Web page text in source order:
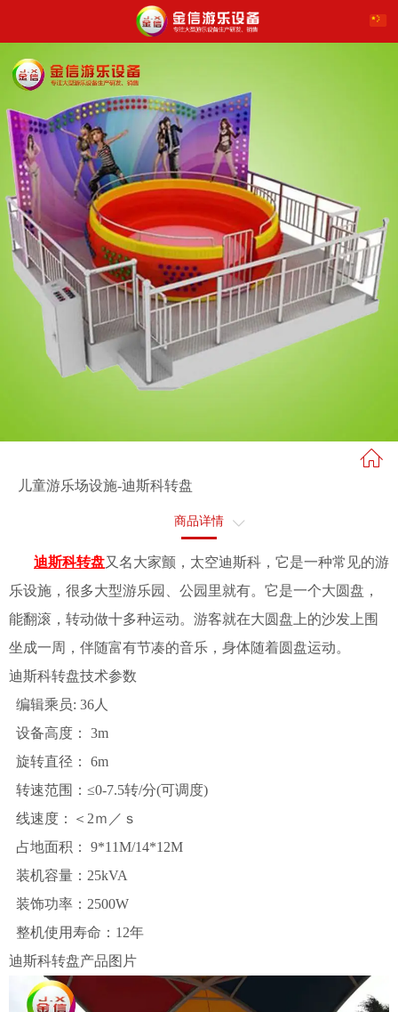
儿童游乐场设施-迪斯科转盘
商品详情
售后服务
迪斯科转盘又名大家颤，太空迪斯科，它是一种常见的游
乐设施，很多大型游乐园、公园里就有。它是一个大圆盘，
能翻滚，转动做十多种运动。游客就在大圆盘上的沙发上围
坐成一周，伴随富有节凑的音乐，身体随着圆盘运动。
迪斯科转盘技术参数
编辑乘员: 36人
设备高度： 3m
旋转直径： 6m
转速范围：≤0-7.5转/分(可调度)
线速度：＜2ｍ／ｓ
占地面积： 9*11M/14*12M
装机容量：25kVA
装饰功率：2500W
整机使用寿命：12年
迪斯科转盘产品图片